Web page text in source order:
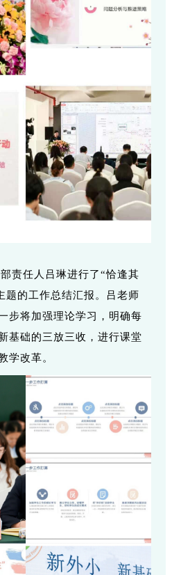
责任人吕琳进行了“恰逢其
题的工作总结汇报。吕老师
步将加强理论学习，明确每
基础的三放三收，进行课堂
学改革。